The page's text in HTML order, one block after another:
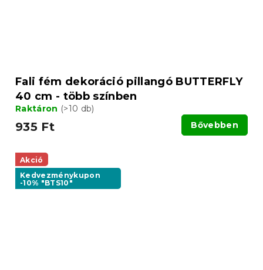
Fali fém dekoráció pillangó BUTTERFLY
40 cm - több színben
Raktáron (>10 db)
935 Ft Bővebben
Akció
Kedvezménykupon
-10% "BTS10"